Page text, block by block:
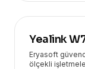
Yealink
Eryasoft
ölçekli